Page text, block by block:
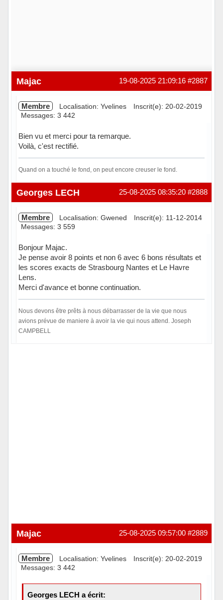
#2887
19-08-2025 21:09:16
Majac
Membre Localisation: Yvelines
Inscrit(e): 20-02-2019
Messages: 3 442
Bien vu et merci pour ta remarque.
Voilà, c'est rectifié.
Quand on a touché le fond, on peut encore creuser le fond.
Hors ligne #2888
25-08-2025 08:35:20
Georges LECH
Membre Localisation: Gwened
Inscrit(e): 11-12-2014
Messages: 3 559
Bonjour Majac.
Je pense avoir 8 points et non 6 avec 6 bons résultats et
les scores exacts de Strasbourg Nantes et Le Havre
Lens.
Merci d'avance et bonne continuation.
Nous devons être prêts à nous débarrasser de la vie que nous
avions prévue de maniere à avoir la vie qui nous attend. Joseph
CAMPBELL
#2889
25-08-2025 09:57:00
Majac
Membre Localisation: Yvelines
Inscrit(e): 20-02-2019
Messages: 3 442
Georges LECH a écrit: